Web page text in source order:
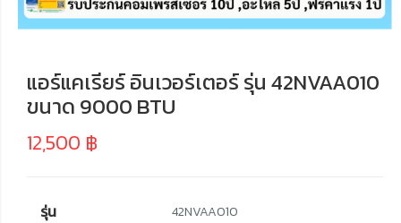
แอร์แคเรียร์ อินเวอร์เตอร์ รุ่น 42NVAA010
ขนาด 9000 BTU
12,500 ฿
รุ่น 42NVAA010